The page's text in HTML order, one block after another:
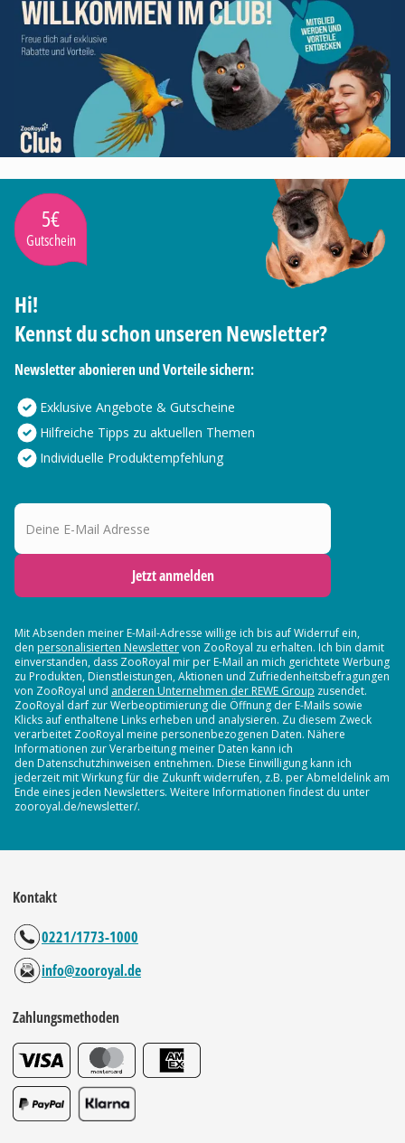
5€
Gutschein
Hi!
Kennst du schon unseren Newsletter?
Newsletter abonieren und Vorteile sichern:
Exklusive Angebote & Gutscheine
Hilfreiche Tipps zu aktuellen Themen
Individuelle Produktempfehlung
Deine E-Mail Adresse
Jetzt anmelden
Mit Absenden meiner E-Mail-Adresse willige ich bis auf Widerruf ein,
den personalisierten Newslettervon ZooRoyal zu erhalten. Ich bin damit
einverstanden, dass ZooRoyal mir per E-Mail an mich gerichtete Werbung
zu Produkten, Dienstleistungen, Aktionen und Zufriedenheitsbefragungen
von ZooRoyal und anderen Unternehmen der REWE Group zusendet.
ZooRoyal darf zur Werbeoptimierung die Öffnung der E-Mails sowie
Klicks auf enthaltene Links erheben und analysieren. Zu diesem Zweck
verarbeitet ZooRoyal meine personenbezogenen Daten. Nähere
Informationen zur Verarbeitung meiner Daten kann ich
den Datenschutzhinweisen entnehmen. Diese Einwilligung kann ich
jederzeit mit Wirkung für die Zukunft widerrufen, z.B. per Abmeldelink am
Ende eines jeden Newsletters. Weitere Informationen findest du unter
zooroyal.de/newsletter/.
Kontakt
0221/1773-1000
info@zooroyal.de
Zahlungsmethoden